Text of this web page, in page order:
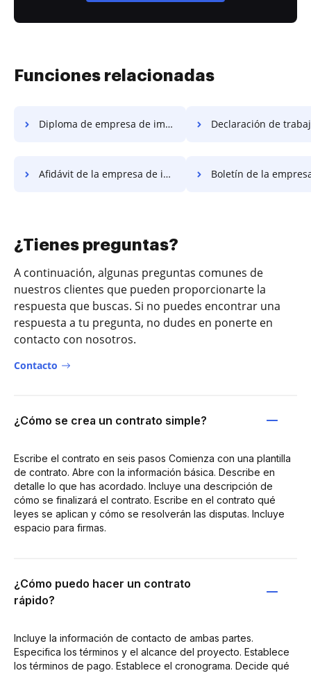
Funciones relacionadas
Diploma de empresa de impuestos Declaración de trabajo de la empresa
Afidávit de la empresa de impuestos especiales Boletín de la empresa de
¿Tienes preguntas?
A continuación, algunas preguntas comunes de
nuestros clientes que pueden proporcionarte la
respuesta que buscas. Si no puedes encontrar una
respuesta a tu pregunta, no dudes en ponerte en
contacto con nosotros.
Contacto
¿Cómo se crea un contrato simple?
Escribe el contrato en seis pasos Comienza con una plantilla
de contrato. Abre con la información básica. Describe en
detalle lo que has acordado. Incluye una descripción de
cómo se finalizará el contrato. Escribe en el contrato qué
leyes se aplican y cómo se resolverán las disputas. Incluye
espacio para firmas.
¿Cómo puedo hacer un contrato
rápido?
Incluye la información de contacto de ambas partes.
Especifica los términos y el alcance del proyecto. Establece
los términos de pago. Establece el cronograma. Decide qué